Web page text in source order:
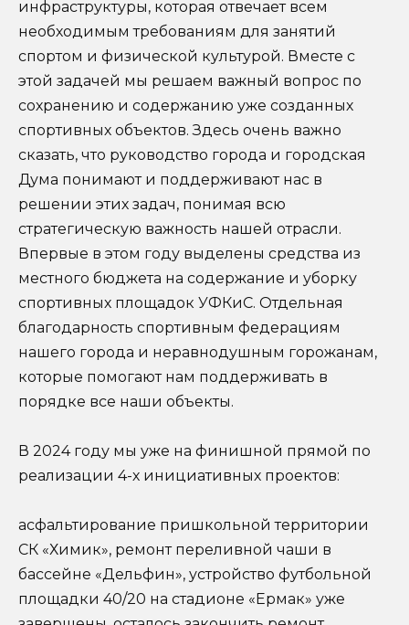
инфраструктуры, которая отвечает всем
необходимым требованиям для занятий
спортом и физической культурой. Вместе с
этой задачей мы решаем важный вопрос по
сохранению и содержанию уже созданных
спортивных объектов. Здесь очень важно
сказать, что руководство города и городская
Дума понимают и поддерживают нас в
решении этих задач, понимая всю
стратегическую важность нашей отрасли.
Впервые в этом году выделены средства из
местного бюджета на содержание и уборку
спортивных площадок УФКиС. Отдельная
благодарность спортивным федерациям
нашего города и неравнодушным горожанам,
которые помогают нам поддерживать в
порядке все наши объекты.
В 2024 году мы уже на финишной прямой по
реализации 4-х инициативных проектов:
асфальтирование пришкольной территории
СК «Химик», ремонт переливной чаши в
бассейне «Дельфин», устройство футбольной
площадки 40/20 на стадионе «Ермак» уже